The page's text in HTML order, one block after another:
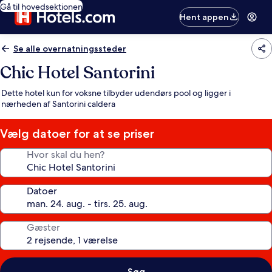
Gå til hovedsektionen
Hent appen
Se alle overnatningssteder
Chic Hotel Santorini
Dette hotel kun for voksne tilbyder udendørs pool og ligger i
nærheden af Santorini caldera
Vælg datoer for at se priser
Hvor skal du hen?
Datoer
Gæster